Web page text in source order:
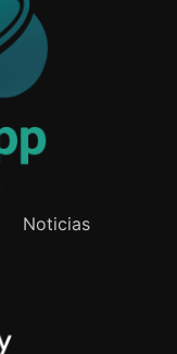
Noticias